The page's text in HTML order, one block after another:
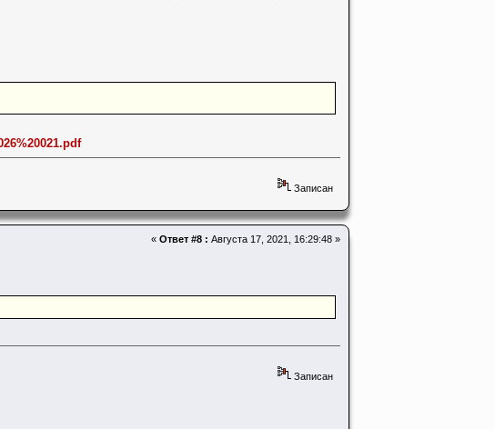
Записан
« Ответ #8 : Августа 17, 2021, 16:29:48 »
Записан